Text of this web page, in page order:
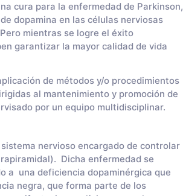
cura para la enfermedad de Parkinson,
dopamina en las células nerviosas
mientras se logre el éxito
garantizar la mayor calidad de vida
de métodos y/o procedimientos
al mantenimiento y promoción de
por un equipo multidisciplinar.
nervioso encargado de controlar
Dicha enfermedad se
a una deficiencia dopaminérgica que
negra, que forma parte de los